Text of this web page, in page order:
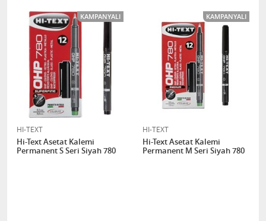
KAMPANYALI
HI-TEXT
Hi-Text Asetat Kalemi
Permanent S Seri Siyah 780
KAMPANYALI
HI-TEXT
Hi-Text Asetat Kalemi
Permanent M Seri Siyah 780